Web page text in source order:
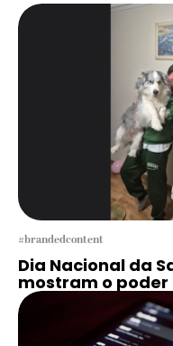
#brandedcontent
Dia Nacional da
mostram o